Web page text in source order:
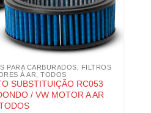
PARA CARBURADOS
FILTROS
Á AR
TODOS
SUBSTITUIÇÃO RC053
/ VW MOTOR A AR